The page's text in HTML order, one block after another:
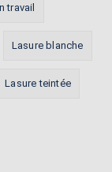
travail
Lasure blanche
Lasure teintée